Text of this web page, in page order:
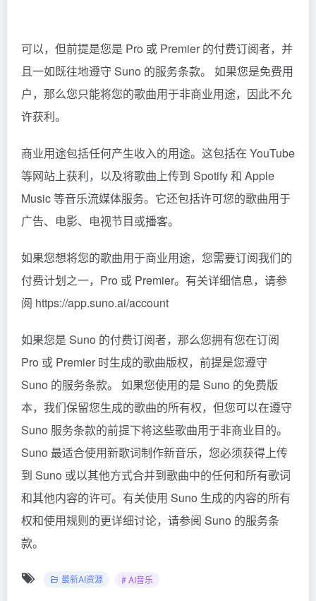
可以，但前提是您是 Pro 或 Premier 的付费订阅者，并
且一如既往地遵守 Suno 的服务条款。 如果您是免费用
户，那么您只能将您的歌曲用于非商业用途，因此不允
许获利。
商业用途包括任何产生收入的用途。这包括在 YouTube
等网站上获利，以及将歌曲上传到 Spotify 和 Apple
Music 等音乐流媒体服务。它还包括许可您的歌曲用于
广告、电影、电视节目或播客。
如果您想将您的歌曲用于商业用途，您需要订阅我们的
付费计划之一，Pro 或 Premier。有关详细信息，请参
阅 https://app.suno.ai/account
如果您是 Suno 的付费订阅者，那么您拥有您在订阅
Pro 或 Premier 时生成的歌曲版权，前提是您遵守
Suno 的服务条款。 如果您使用的是 Suno 的免费版
本，我们保留您生成的歌曲的所有权，但您可以在遵守
Suno 服务条款的前提下将这些歌曲用于非商业目的。
Suno 最适合使用新歌词制作新音乐，您必须获得上传
到 Suno 或以其他方式合并到歌曲中的任何和所有歌词
和其他内容的许可。有关使用 Suno 生成的内容的所有
权和使用规则的更详细讨论，请参阅 Suno 的服务条
款。
最新AI资源 # AI音乐